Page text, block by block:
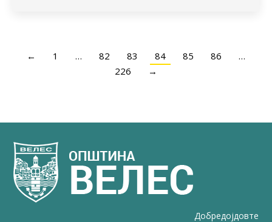
← 1 … 82 83 84 85 86
…
226
→
Добредојдовте